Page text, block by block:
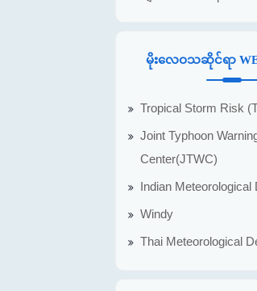
မိုးလေဝသဆိုင်ရာ
Tropical Storm Risk
Joint Typhoon
Center(JTWC)
Indian Meteorological
Windy
Thai Meteorological